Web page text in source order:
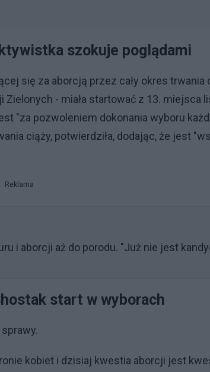
szokuje poglądami
się za aborcją przez cały okres trwania
- miała startować z 13. miejsca
"za pozwoleniem dokonania wyboru
ciąży, potwierdziła, dodając, że jest
Reklama
i aborcji aż do porodu. "Już nie jest
start w wyborach
kobiet i dzisiaj kwestia aborcji jest